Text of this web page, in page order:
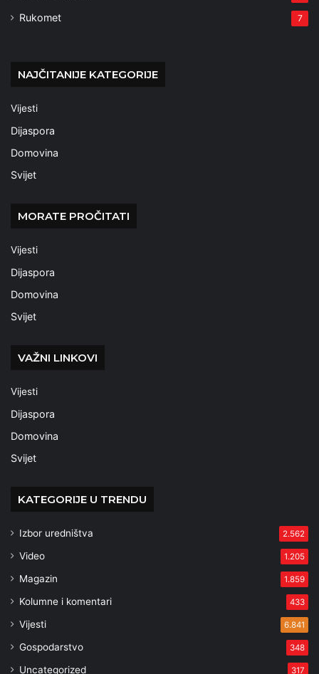
Rukomet 7
NAJČITANIJE KATEGORIJE
Vijesti
Dijaspora
Domovina
Svijet
MORATE PROČITATI
Vijesti
Dijaspora
Domovina
Svijet
VAŽNI LINKOVI
Vijesti
Dijaspora
Domovina
Svijet
KATEGORIJE U TRENDU
Izbor uredništva 2.562
Video 1.205
Magazin 1.859
Kolumne i komentari 433
Vijesti 6.841
Gospodarstvo 348
Uncategorized 317